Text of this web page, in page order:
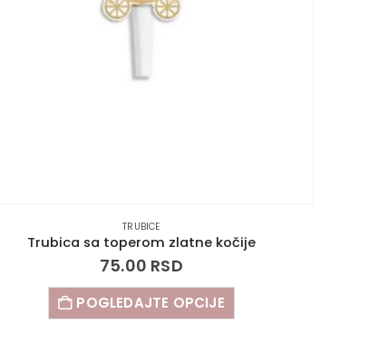
TRUBICE
Trubica sa toperom zlatne kočije
75.00 RSD
POGLEDAJTE OPCIJE